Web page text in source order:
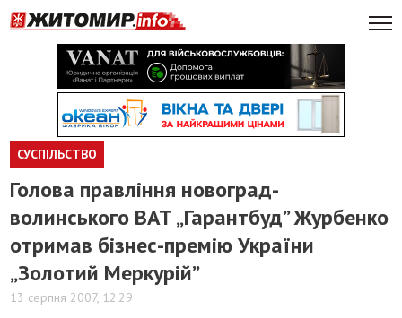
СУСПІЛЬСТВО
Голова правління новоград-
волинського ВАТ „Гарантбуд” Журбенко
отримав бізнес-премію України
„Золотий Меркурій”
13 серпня 2007, 12:29